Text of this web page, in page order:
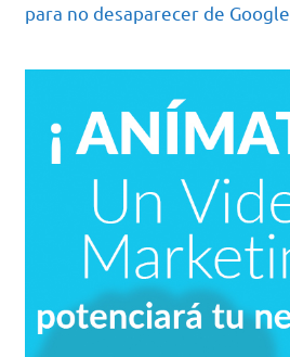
para no desaparecer de Google